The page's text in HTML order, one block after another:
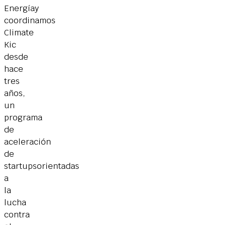
Energíay
coordinamos
Climate
Kic
desde
hace
tres
años,
un
programa
de
aceleración
de
startupsorientadas
a
la
lucha
contra